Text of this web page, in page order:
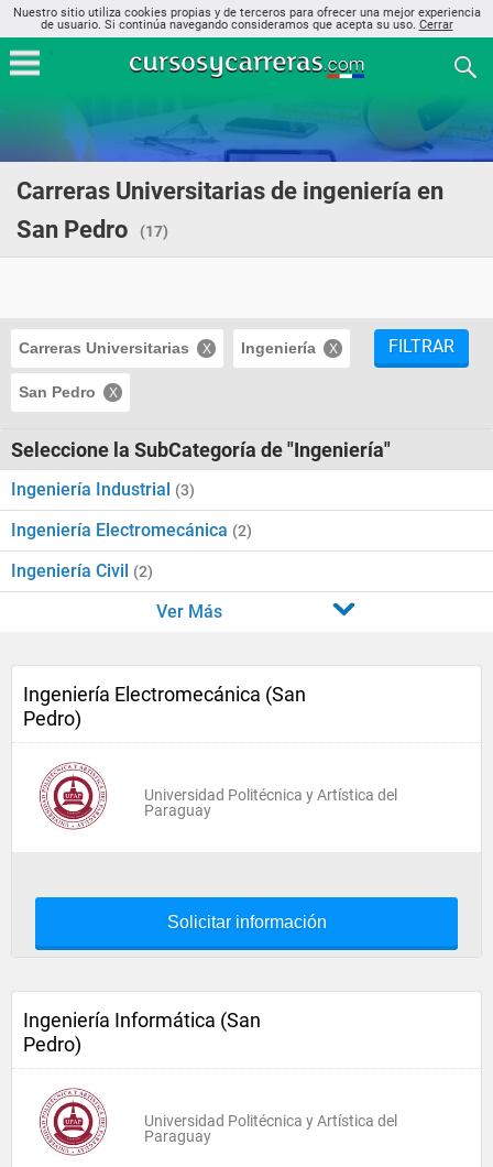
Nuestro sitio utiliza cookies propias y de terceros para ofrecer una mejor experiencia
de usuario. Si continúa navegando consideramos que acepta su uso. Cerrar
Carreras Universitarias de ingeniería en
San Pedro
(17)
Carreras Universitarias Ingeniería
San Pedro
FILTRAR
Seleccione la SubCategoría de "Ingeniería"
Ingeniería Industrial (3)
Ingeniería Electromecánica (2)
Ingeniería Civil (2)
Ver Más
Ingeniería Electromecánica (San
Pedro)
Universidad Politécnica y Artística del
Paraguay
Solicitar información
Ingeniería Informática (San
Pedro)
Universidad Politécnica y Artística del
Paraguay